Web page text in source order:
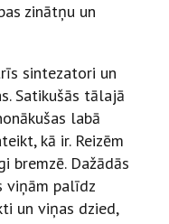
zinātņu un
sintezatori un
Satikušās tālajā
labā
kā ir. Reizēm
bremzē. Dažādās
viņām palīdz
un viņas dzied,